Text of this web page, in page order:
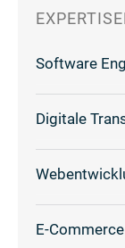
Software
Digitale
E-